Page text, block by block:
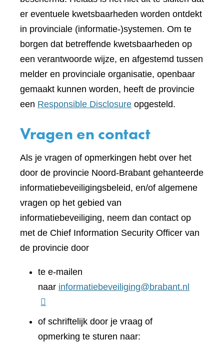
er eventuele kwetsbaarheden worden ontdekt
in provinciale (informatie-)systemen. Om te
borgen dat betreffende kwetsbaarheden op
een verantwoorde wijze, en afgestemd tussen
melder en provinciale organisatie, openbaar
gemaakt kunnen worden, heeft de provincie
een Responsible Disclosure opgesteld.
Vragen en contact
Als je vragen of opmerkingen hebt over het
door de provincie Noord-Brabant gehanteerde
informatiebeveiligingsbeleid, en/of algemene
vragen op het gebied van
informatiebeveiliging, neem dan contact op
met de Chief Information Security Officer van
de provincie door
te e-mailen
naar informatiebeveiliging@brabant.nl
of schriftelijk door je vraag of
opmerking te sturen naar: